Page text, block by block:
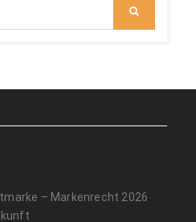
– Markenrecht 2026